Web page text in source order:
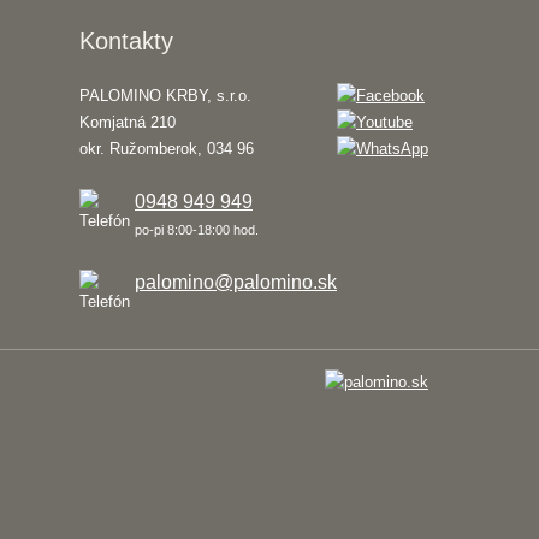
Kontakty
PALOMINO KRBY, s.r.o.
Komjatná 210
okr. Ružomberok, 034 96
0948 949 949
po-pi 8:00-18:00 hod.
palomino@palomino.sk